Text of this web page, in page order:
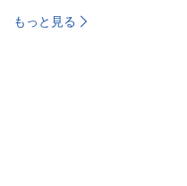
もっと見る